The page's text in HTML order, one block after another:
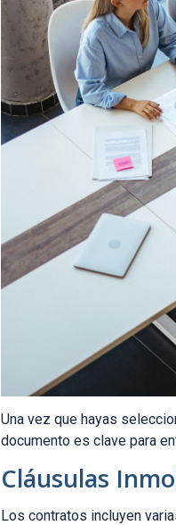
Una vez que hayas
documento es clave para
Cláusulas
Los contratos incluyen